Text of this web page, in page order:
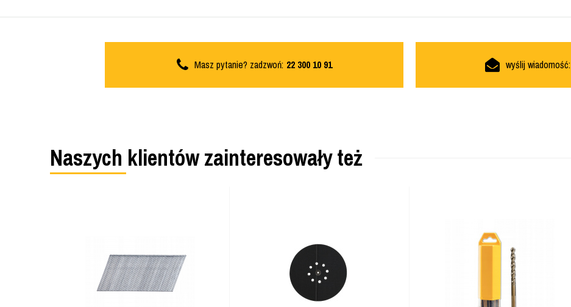
Masz pytanie? zadzwoń: 22 300 10 91 wyślij wiadomość:
Naszych klientów zainteresowały też